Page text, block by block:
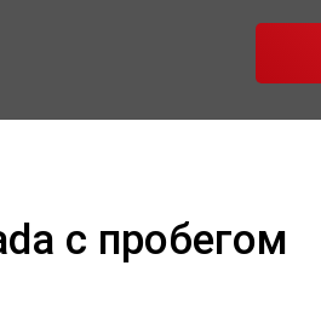
с пробегом